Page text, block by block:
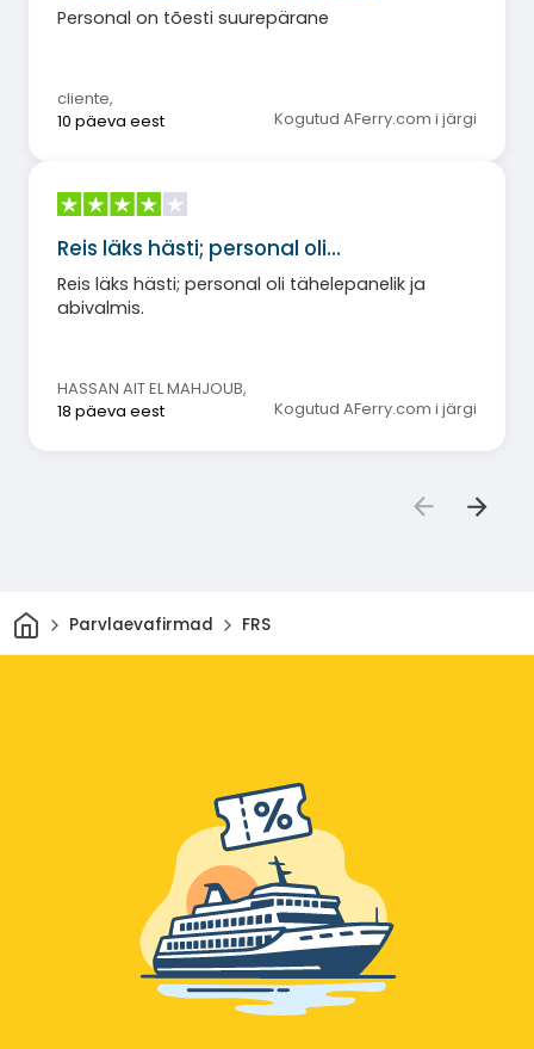
Personal on tõesti suurepärane
cliente,
10 päeva eest
Kogutud AFerry.com i järgi
Reis läks hästi; personal oli…
Reis läks hästi; personal oli tähelepanelik ja
abivalmis.
HASSAN AIT EL MAHJOUB,
18 päeva eest
Kogutud AFerry.com i järgi
Avaleht
Parvlaevafirmad FRS